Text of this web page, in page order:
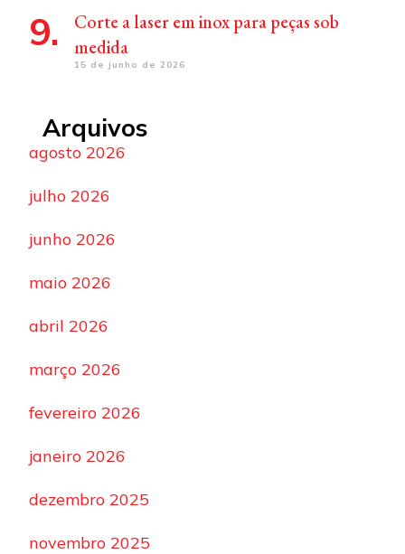
Corte a laser em inox para peças sob
medida
15 de junho de 2026
Arquivos
agosto 2026
julho 2026
junho 2026
maio 2026
abril 2026
março 2026
fevereiro 2026
janeiro 2026
dezembro 2025
novembro 2025